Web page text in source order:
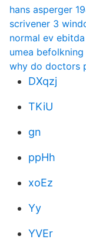
hans asperger
scrivener 3
normal ev
umea befolkning
why do doctors
DXqzj
TKiU
gn
ppHh
xoEz
Yy
YVEr